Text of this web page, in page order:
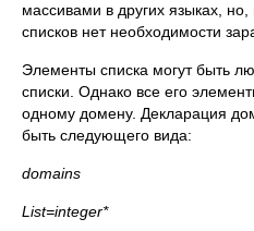
массивами в других языках,
списков нет необходимости
Элементы списка могут быть
списки. Однако все его
одному домену. Декларация
быть следующего вида:
domains
List=integer*